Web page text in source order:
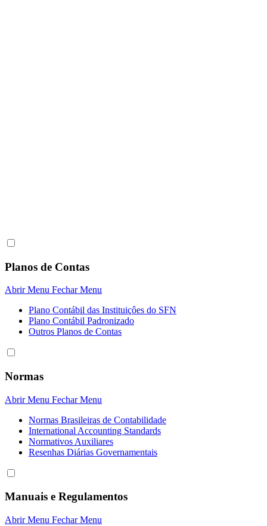
Planos de Contas
Abrir Menu Fechar Menu
Plano Contábil das Instituiçôes do SFN
Plano Contábil Padronizado
Outros Planos de Contas
Normas
Abrir Menu Fechar Menu
Normas Brasileiras de Contabilidade
International Accounting Standards
Normativos Auxiliares
Resenhas Diárias Governamentais
Manuais e Regulamentos
Abrir Menu Fechar Menu